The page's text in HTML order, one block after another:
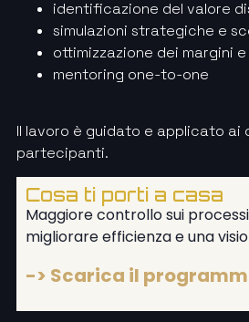
identificazione del valore
simulazioni strategiche e
ottimizzazione dei margini
mentoring one-to-one
Il lavoro è guidato e applicato ai
partecipanti.
Cosa ti porti a casa
Maggiore controllo sui
migliorare efficienza e una
-> Scarica il